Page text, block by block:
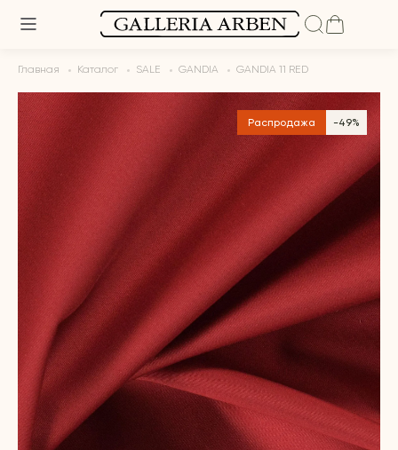
Главная Каталог SALE GANDIA GANDIA 11 RED
Распродажа -49%